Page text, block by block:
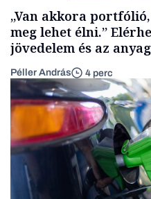
„Van akkora
meg lehet élni.”
jövedelem és az
Péller András 4 perc